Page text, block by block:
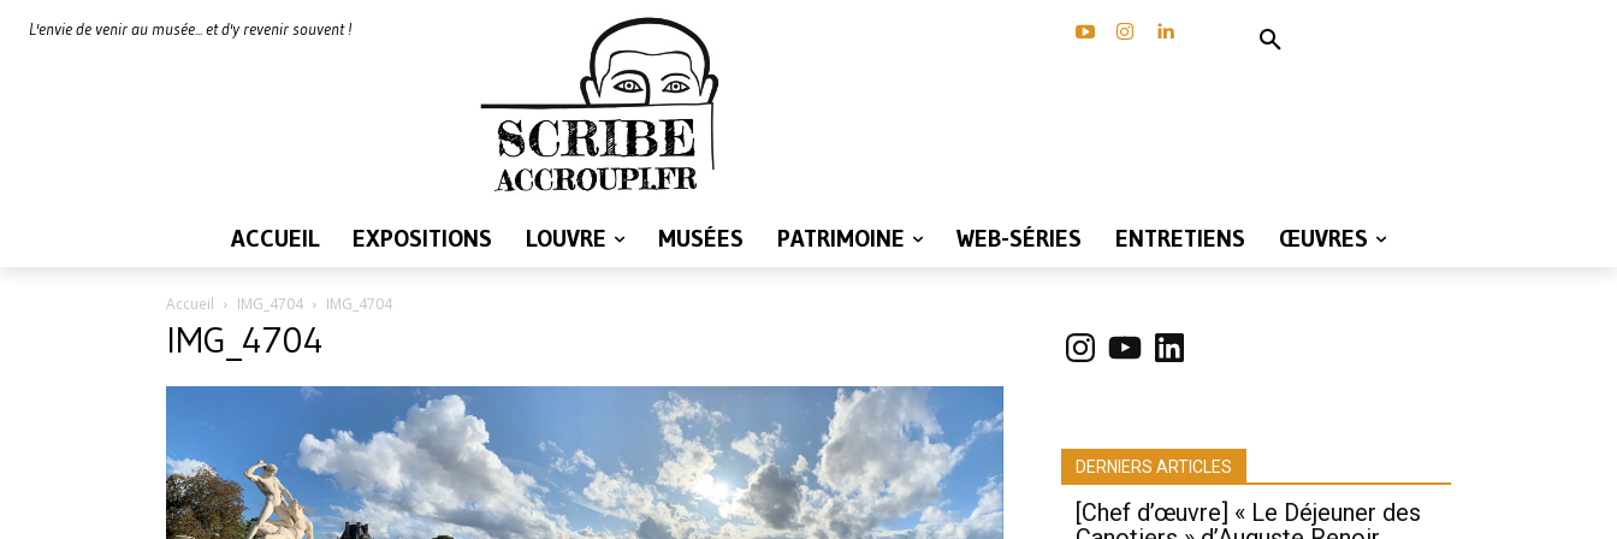
L'envie de venir au musée... et d'y revenir souvent !
ACCUEIL EXPOSITIONS LOUVRE MUSÉES PATRIMOINE WEB-SÉRIES ENTRETIENS ŒUVRES
Accueil IMG_4704 IMG_4704
IMG_4704 Instagram
YouTubeLinkedIn
DERNIERS ARTICLES
[Chef d’œuvre] « Le Déjeuner des